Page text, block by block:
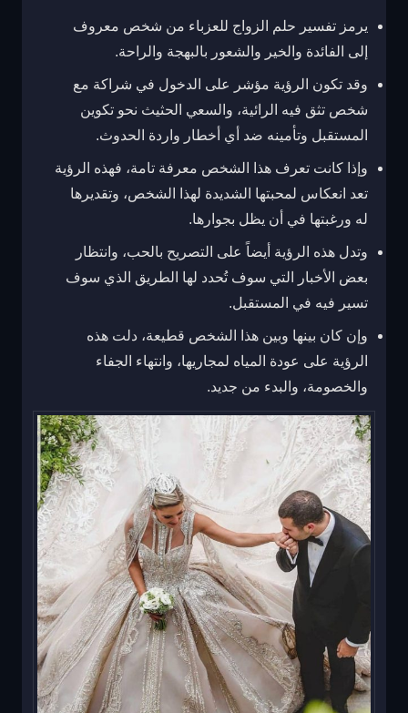
يرمز تفسير حلم الزواج للعزباء من شخص معروف
إلى الفائدة والخير والشعور بالبهجة والراحة.
وقد تكون الرؤية مؤشر على الدخول في شراكة مع
شخص تثق فيه الرائية، والسعي الحثيث نحو تكوين
المستقبل وتأمينه ضد أي أخطار واردة الحدوث.
وإذا كانت تعرف هذا الشخص معرفة تامة، فهذه الرؤية
تعد انعكاس لمحبتها الشديدة لهذا الشخص، وتقديرها
له ورغبتها في أن يظل بجوارها.
وتدل هذه الرؤية أيضاً على التصريح بالحب، وانتظار
بعض الأخبار التي سوف تُحدد لها الطريق الذي سوف
تسير فيه في المستقبل.
وإن كان بينها وبين هذا الشخص قطيعة، دلت هذه
الرؤية على عودة المياه لمجاريها، وانتهاء الجفاء
والخصومة، والبدء من جديد.